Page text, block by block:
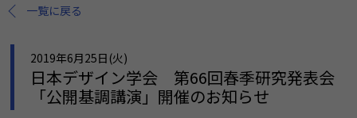
一覧に戻る
2019年6月25日(火)
日本デザイン学会 第66回春季研究発表会
「公開基調講演」開催のお知らせ